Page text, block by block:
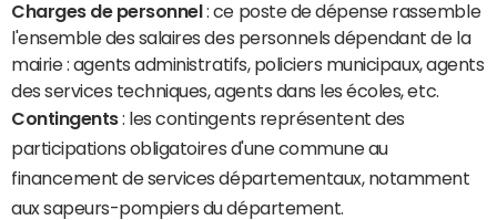
Charges de personnel : ce poste de dépense rassemble
l'ensemble des salaires des personnels dépendant de la
mairie : agents administratifs, policiers municipaux, agents
des services techniques, agents dans les écoles, etc.
Contingents: les contingents représentent des
participations obligatoires d'une commune au
financement de services départementaux, notamment
aux sapeurs-pompiers du département.